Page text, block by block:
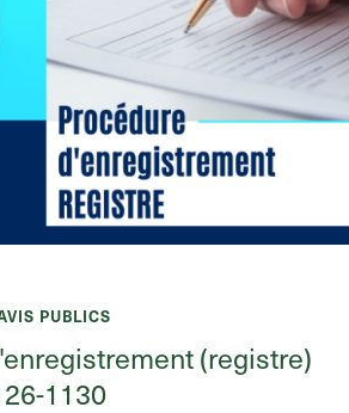
PUBLICS
(registre)
1130